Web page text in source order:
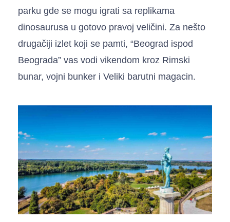
parku gde se mogu igrati sa replikama
dinosaurusa u gotovo pravoj veličini. Za nešto
drugačiji izlet koji se pamti, “Beograd ispod
Beograda” vas vodi vikendom kroz Rimski
bunar, vojni bunker i Veliki barutni magacin.